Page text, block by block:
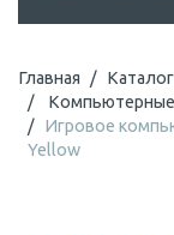
Главная
Компьютерные
Игровое
Yellow